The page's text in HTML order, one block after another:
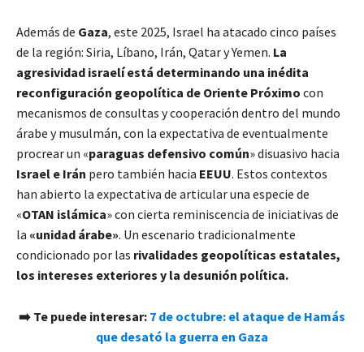
Además de Gaza, este 2025, Israel ha atacado cinco países
de la región: Siria, Líbano, Irán, Qatar y Yemen. La
agresividad israelí está determinando una inédita
reconfiguración geopolítica de Oriente Próximo con
mecanismos de consultas y cooperación dentro del mundo
árabe y musulmán, con la expectativa de eventualmente
procrear un «paraguas defensivo común» disuasivo hacia
Israel e Irán pero también hacia EEUU. Estos contextos
han abierto la expectativa de articular una especie de
«OTAN islámica» con cierta reminiscencia de iniciativas de
la «unidad árabe». Un escenario tradicionalmente
condicionado por las rivalidades geopolíticas estatales,
los intereses exteriores y la desunión política.
➡️ Te puede interesar: 7 de octubre: el ataque de Hamás
que desató la guerra en Gaza